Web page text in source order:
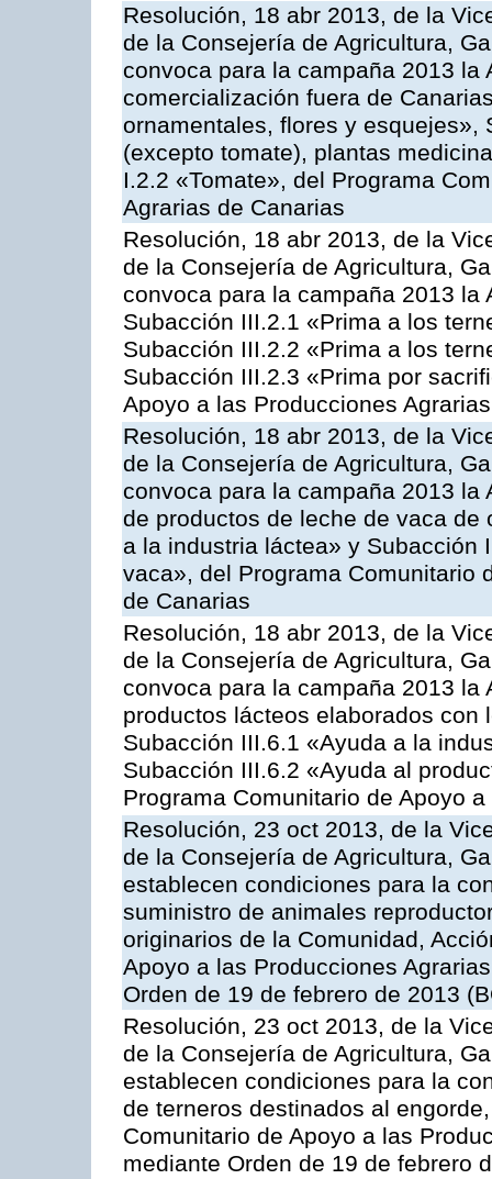
Resolución, 18 abr 2013, de la
de la Consejería de Agricultura,
convoca para la campaña 2013 la
comercialización fuera de
ornamentales, flores y esquejes»,
(excepto tomate), plantas
I.2.2 «Tomate», del Programa
Agrarias de Canarias
Resolución, 18 abr 2013, de la
de la Consejería de Agricultura,
convoca para la campaña 2013
Subacción III.2.1 «Prima a los
Subacción III.2.2 «Prima a los
Subacción III.2.3 «Prima por
Apoyo a las Producciones
Resolución, 18 abr 2013, de la
de la Consejería de Agricultura,
convoca para la campaña 2013
de productos de leche de vaca
a la industria láctea» y Subacción
vaca», del Programa Comunitario
de Canarias
Resolución, 18 abr 2013, de la
de la Consejería de Agricultura,
convoca para la campaña 2013
productos lácteos elaborados
Subacción III.6.1 «Ayuda a la
Subacción III.6.2 «Ayuda al
Programa Comunitario de Apoyo
Resolución, 23 oct 2013, de la
de la Consejería de Agricultura,
establecen condiciones para la
suministro de animales
originarios de la Comunidad,
Apoyo a las Producciones
Orden de 19 de febrero de 2013
Resolución, 23 oct 2013, de la
de la Consejería de Agricultura,
establecen condiciones para la
de terneros destinados al
Comunitario de Apoyo a las
mediante Orden de 19 de febrero